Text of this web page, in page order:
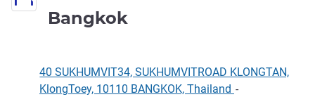
Bangkok
40 SUKHUMVIT34, SUKHUMVITROAD KLONGTAN,
KlongToey, 10110 BANGKOK, Thailand -